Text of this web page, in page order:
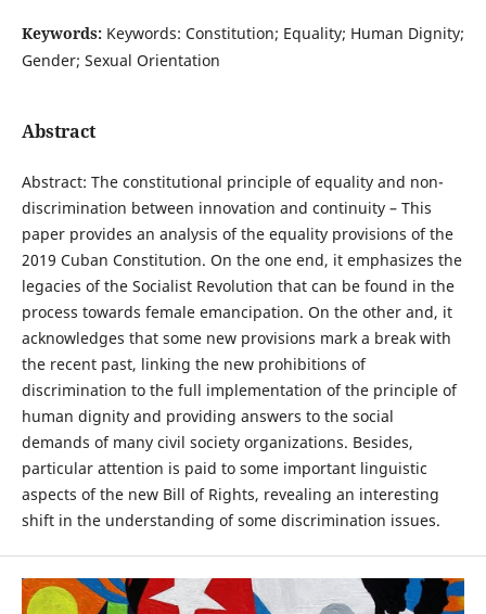
Keywords: Keywords: Constitution; Equality; Human Dignity;
Gender; Sexual Orientation
Abstract
Abstract: The constitutional principle of equality and non-
discrimination between innovation and continuity – This
paper provides an analysis of the equality provisions of the
2019 Cuban Constitution. On the one end, it emphasizes the
legacies of the Socialist Revolution that can be found in the
process towards female emancipation. On the other and, it
acknowledges that some new provisions mark a break with
the recent past, linking the new prohibitions of
discrimination to the full implementation of the principle of
human dignity and providing answers to the social
demands of many civil society organizations. Besides,
particular attention is paid to some important linguistic
aspects of the new Bill of Rights, revealing an interesting
shift in the understanding of some discrimination issues.